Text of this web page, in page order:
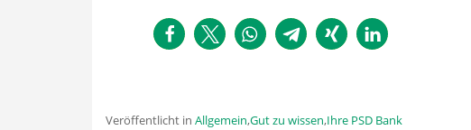
Veröffentlicht in Allgemein,Gut zu wissen,Ihre PSD Bank